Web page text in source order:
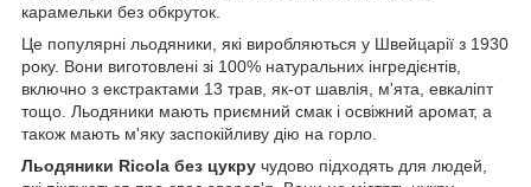
карамельки без обкруток.
Це популярні льодяники, які виробляються у Швейцарії з 1930
року. Вони виготовлені зі 100% натуральних інгредієнтів,
включно з екстрактами 13 трав, як-от шавлія, м'ята, евкаліпт
тощо. Льодяники мають приємний смак і освіжний аромат, а
також мають м'яку заспокійливу дію на горло.
Льодяники Ricola без цукру чудово підходять для людей,